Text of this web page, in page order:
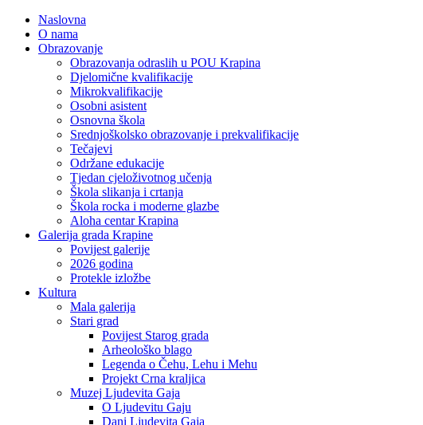
Naslovna
O nama
Obrazovanje
Obrazovanja odraslih u POU Krapina
Djelomične kvalifikacije
Mikrokvalifikacije
Osobni asistent
Osnovna škola
Srednjoškolsko obrazovanje i prekvalifikacije
Tečajevi
Održane edukacije
Tjedan cjeloživotnog učenja
Škola slikanja i crtanja
Škola rocka i moderne glazbe
Aloha centar Krapina
Galerija grada Krapine
Povijest galerije
2026 godina
Protekle izložbe
Kultura
Mala galerija
Stari grad
Povijest Starog grada
Arheološko blago
Legenda o Čehu, Lehu i Mehu
Projekt Crna kraljica
Muzej Ljudevita Gaja
O Ljudevitu Gaju
Dani Ljudevita Gaja